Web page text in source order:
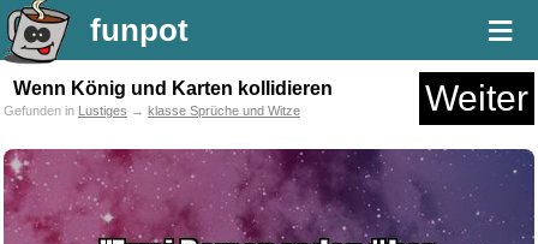
funpot ≡
Wenn König und Karten kollidieren Weiter
Gefunden in Lustiges → klasse Sprüche und Witze